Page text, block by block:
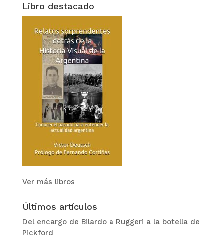
Libro destacado
Ver más libros
Últimos artículos
Del encargo de Bilardo a Ruggeri a la botella de
Pickford